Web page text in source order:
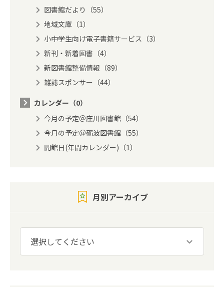
図書館だより（55）
地域文庫（1）
小中学生向け電子書籍サービス（3）
新刊・新着図書（4）
新図書館整備情報（89）
雑誌スポンサー（44）
カレンダー（0）
今月の予定＠庄川図書館（54）
今月の予定＠砺波図書館（55）
開館日(年間カレンダー)（1）
月別アーカイブ